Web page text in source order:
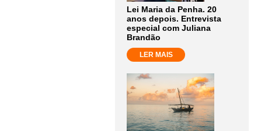
Lei Maria da Penha. 20
anos depois. Entrevista
especial com Juliana
Brandão
LER MAIS